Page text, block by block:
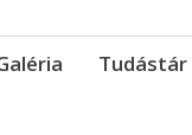
Tudástár